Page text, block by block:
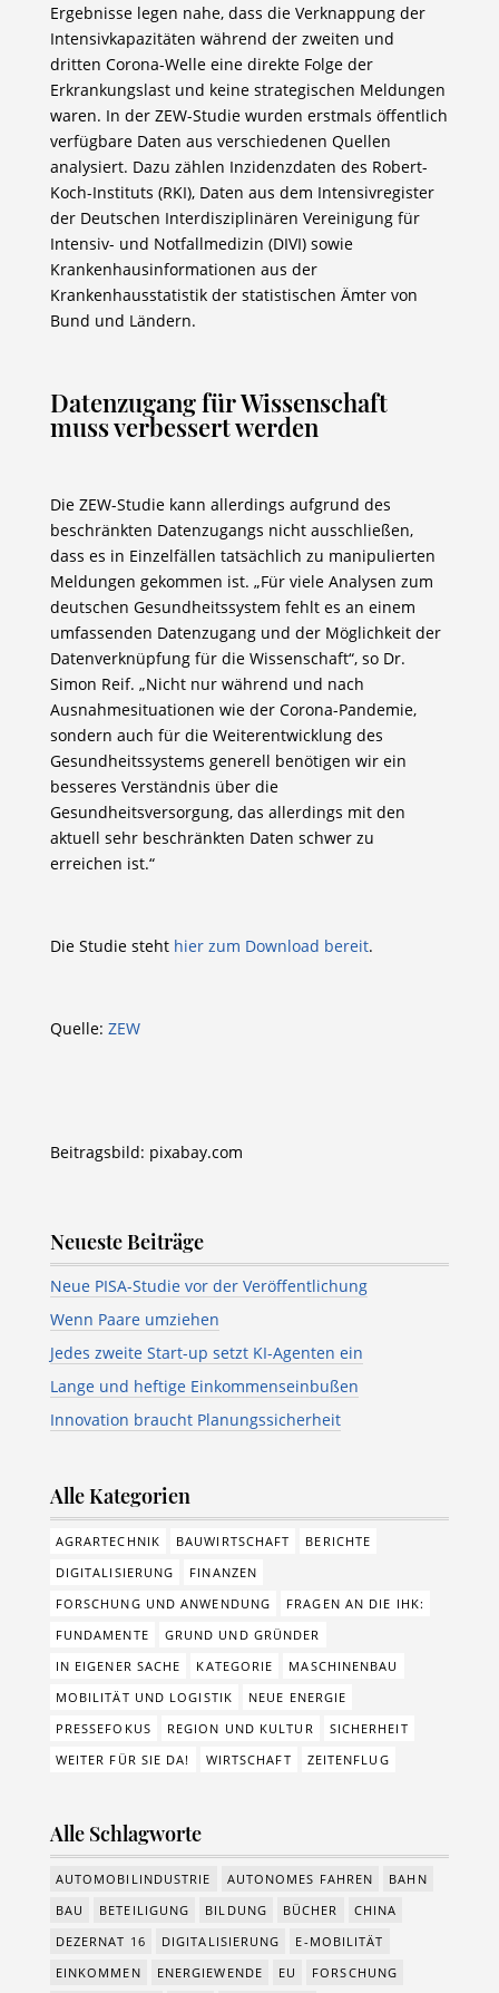
Ergebnisse legen nahe, dass die Verknappung der
Intensivkapazitäten während der zweiten und
dritten Corona-Welle eine direkte Folge der
Erkrankungslast und keine strategischen Meldungen
waren. In der ZEW-Studie wurden erstmals öffentlich
verfügbare Daten aus verschiedenen Quellen
analysiert. Dazu zählen Inzidenzdaten des Robert-
Koch-Instituts (RKI), Daten aus dem Intensivregister
der Deutschen Interdisziplinären Vereinigung für
Intensiv- und Notfallmedizin (DIVI) sowie
Krankenhausinformationen aus der
Krankenhausstatistik der statistischen Ämter von
Bund und Ländern.
Datenzugang für Wissenschaft
muss verbessert werden
Die ZEW-Studie kann allerdings aufgrund des
beschränkten Datenzugangs nicht ausschließen,
dass es in Einzelfällen tatsächlich zu manipulierten
Meldungen gekommen ist. „Für viele Analysen zum
deutschen Gesundheitssystem fehlt es an einem
umfassenden Datenzugang und der Möglichkeit der
Datenverknüpfung für die Wissenschaft“, so Dr.
Simon Reif. „Nicht nur während und nach
Ausnahmesituationen wie der Corona-Pandemie,
sondern auch für die Weiterentwicklung des
Gesundheitssystems generell benötigen wir ein
besseres Verständnis über die
Gesundheitsversorgung, das allerdings mit den
aktuell sehr beschränkten Daten schwer zu
erreichen ist.“
Die Studie steht hier zum Download bereit.
Quelle: ZEW
Beitragsbild: pixabay.com
Neueste Beiträge
Neue PISA-Studie vor der Veröffentlichung
Wenn Paare umziehen
Jedes zweite Start-up setzt KI-Agenten ein
Lange und heftige Einkommenseinbußen
Innovation braucht Planungssicherheit
Alle Kategorien
AGRARTECHNIK BAUWIRTSCHAFT
BERICHTE
DIGITALISIERUNG
FINANZEN
FORSCHUNG UND ANWENDUNG
FRAGEN AN DIE IHK:
FUNDAMENTE
GRUND UND GRÜNDER
IN EIGENER SACHE
KATEGORIE
MASCHINENBAU
MOBILITÄT UND LOGISTIK
NEUE ENERGIE
PRESSEFOKUS
REGION UND KULTUR
SICHERHEIT
WEITER FÜR SIE DA!
WIRTSCHAFT ZEITENFLUG
Alle Schlagworte
AUTOMOBILINDUSTRIE AUTONOMES FAHREN
BAHN
BAU
BETEILIGUNG BILDUNG BÜCHER
CHINA
DEZERNAT 16
DIGITALISIERUNG
E-MOBILITÄT
EINKOMMEN
ENERGIEWENDE EU
FORSCHUNG